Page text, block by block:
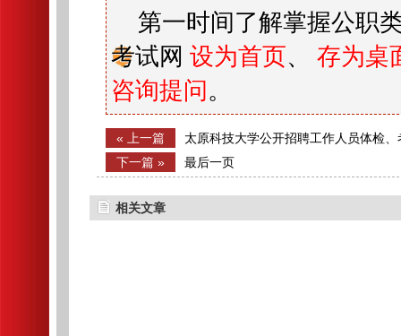
第一时间了解掌握公职
考试网 设为首页、 存为桌
咨询提问 。
« 上一篇
太原科技大学公开招聘工作人员体检、
下一篇 »
最后一页
相关文章